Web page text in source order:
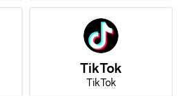
TikTok
TikTok